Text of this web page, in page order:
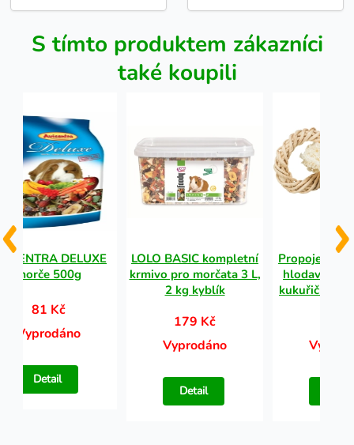
S tímto produktem zákazníci
také koupili
DELUXE
morče 500g
81 Kč
Vyprodáno
Detail
LOLO BASIC kompletní
krmivo pro morčata 3 L,
2 kg kyblík
179 Kč
Vyprodáno
Detail
Propojené
hlodavce,
kukuřičný